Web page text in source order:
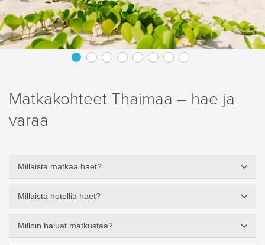
Matkakohteet Thaimaa – hae ja
varaa
Millaista matkaa haet?
Millaista hotellia haet?
Milloin haluat matkustaa?